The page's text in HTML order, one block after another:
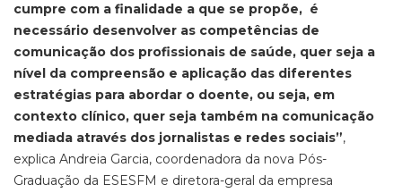
cumpre com a finalidade a que se propõe, é
necessário desenvolver as competências de
comunicação dos profissionais de saúde, quer seja a
nível da compreensão e aplicação das diferentes
estratégias para abordar o doente, ou seja, em
contexto clínico, quer seja também na comunicação
mediada através dos jornalistas e redes sociais”,
explica Andreia Garcia, coordenadora da nova Pós-
Graduação da ESESFM e diretora-geral da empresa